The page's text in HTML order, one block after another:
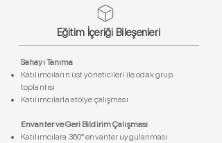
Eğitim İçeriği Bileşenleri
Sahayı Tanıma
Katılımcıların üst yöneticileri ile odak grup
toplantısı
Katılımcılarla atölye çalışması
Envanter ve Geri Bildirim Çalışması
Katılımcılara 360° envanter uygulanması